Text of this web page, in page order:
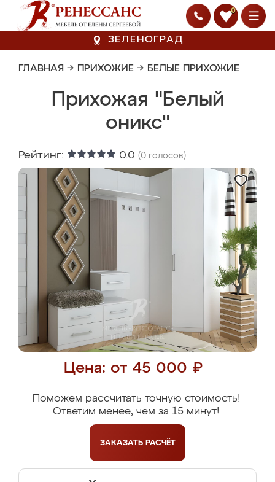
0
ЗЕЛЕНОГРАД
ГЛАВНАЯ → ПРИХОЖИЕ → БЕЛЫЕ ПРИХОЖИЕ
Прихожая "Белый
оникс"
Рейтинг: 0.0 (0 голосов)
Цена: от 45 000 ₽
Поможем рассчитать точную стоимость!
Ответим менее, чем за 15 минут!
ЗАКАЗАТЬ РАСЧЁТ